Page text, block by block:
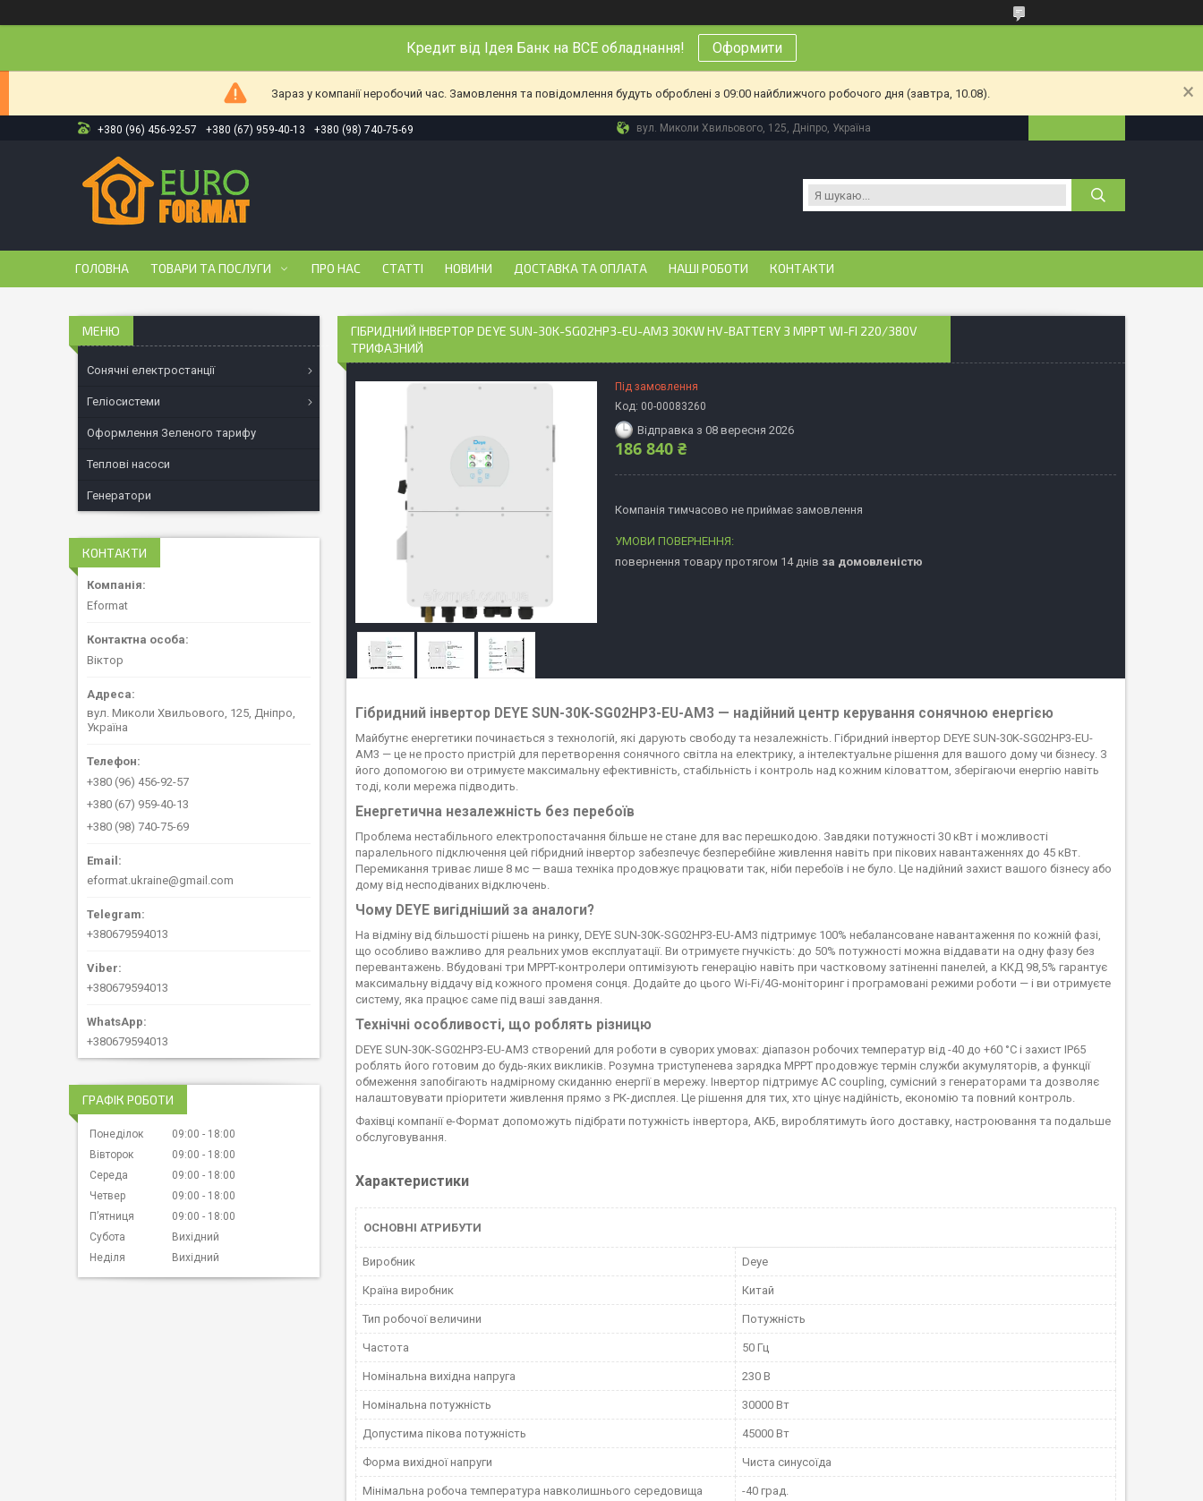
Кредит від Ідея Банк на ВСЕ обладнання! Оформити
Зараз у компанії неробочий час. Замовлення та повідомлення будуть оброблені з 09:00 найближчого робочого дня (завтра, 10.08).
+380 (96) 456-92-57 +380 (67) 959-40-13 +380 (98) 740-75-69 вул. Миколи Хвильового, 125, Дніпро, Україна
ГОЛОВНА ТОВАРИ ТА ПОСЛУГИ ПРО НАС СТАТТІ НОВИНИ ДОСТАВКА ТА ОПЛАТА НАШІ РОБОТИ КОНТАКТИ
ГІБРИДНИЙ ІНВЕРТОР DEYE SUN-30K-SG02HP3-EU-AM3 30KW HV-BATTERY 3 MPPT WI-FI 220/380V
ТРИФАЗНИЙ
Під замовлення
Код: 00-00083260
Відправка з 08 вересня 2026
186 840 ₴
Компанія тимчасово не приймає замовлення
повернення товару протягом 14 днів за домовленістю
Гібридний інвертор DEYE SUN-30K-SG02HP3-EU-AM3 — надійний центр керування сонячною енергією
Майбутнє енергетики починається з технологій, які дарують свободу та незалежність. Гібридний інвертор DEYE SUN-30K-SG02HP3-EU-
AM3 — це не просто пристрій для перетворення сонячного світла на електрику, а інтелектуальне рішення для вашого дому чи бізнесу. З
його допомогою ви отримуєте максимальну ефективність, стабільність і контроль над кожним кіловаттом, зберігаючи енергію навіть
тоді, коли мережа підводить.
Енергетична незалежність без перебоїв
Проблема нестабільного електропостачання більше не стане для вас перешкодою. Завдяки потужності 30 кВт і можливості
паралельного підключення цей гібридний інвертор забезпечує безперебійне живлення навіть при пікових навантаженнях до 45 кВт.
Перемикання триває лише 8 мс — ваша техніка продовжує працювати так, ніби перебоїв і не було. Це надійний захист вашого бізнесу або
дому від несподіваних відключень.
Чому DEYE вигідніший за аналоги?
На відміну від більшості рішень на ринку, DEYE SUN-30K-SG02HP3-EU-AM3 підтримує 100% небалансоване навантаження по кожній фазі,
що особливо важливо для реальних умов експлуатації. Ви отримуєте гнучкість: до 50% потужності можна віддавати на одну фазу без
перевантажень. Вбудовані три MPPT-контролери оптимізують генерацію навіть при частковому затіненні панелей, а ККД 98,5% гарантує
максимальну віддачу від кожного променя сонця. Додайте до цього Wi-Fi/4G-моніторинг і програмовані режими роботи — і ви отримуєте
систему, яка працює саме під ваші завдання.
Технічні особливості, що роблять різницю
DEYE SUN-30K-SG02HP3-EU-AM3 створений для роботи в суворих умовах: діапазон робочих температур від -40 до +60 °C і захист IP65
роблять його готовим до будь-яких викликів. Розумна триступенева зарядка MPPT продовжує термін служби акумуляторів, а функції
обмеження запобігають надмірному скиданню енергії в мережу. Інвертор підтримує AC coupling, сумісний з генераторами та дозволяє
налаштовувати пріоритети живлення прямо з РК-дисплея. Це рішення для тих, хто цінує надійність, економію та повний контроль.
Фахівці компанії е-Формат допоможуть підібрати потужність інвертора, АКБ, вироблятимуть його доставку, настроювання та подальше
обслуговування.
Характеристики
ОСНОВНІ АТРИБУТИ
Виробник Deye
Країна виробник Китай
Тип робочої величини Потужність
Частота 50 Гц
Номінальна вихідна напруга 230 В
Номінальна потужність 30000 Вт
Допустима пікова потужність 45000 Вт
Форма вихідної напруги Чиста синусоїда
Мінімальна робоча температура навколишнього середовища -40 град.
Сонячні електростанції
Геліосистеми
Оформлення Зеленого тарифу
Теплові насоси
Генератори
КОНТАКТИ
Eformat
Віктор
вул. Миколи Хвильового, 125, Дніпро,
Україна
+380 (96) 456-92-57
+380 (67) 959-40-13
+380 (98) 740-75-69
eformat.ukraine@gmail.com
+380679594013
+380679594013
+380679594013
ГРАФІК РОБОТИ
Понеділок 09:00
18:00
Вівторок
09:00
18:00
Середа
09:00
18:00
Четвер
09:00
18:00
Пʼятниця
09:00
18:00
Субота
Вихідний
Неділя
Вихідний